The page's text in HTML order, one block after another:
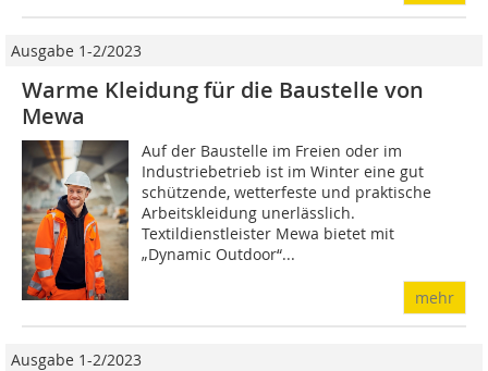
Ausgabe 1-2/2023
Warme Kleidung für die Baustelle von
Mewa
Auf der Baustelle im Freien oder im
Industriebetrieb ist im Winter eine gut
schützende, wetterfeste und praktische
Arbeitskleidung unerlässlich.
Textildienstleister Mewa bietet mit
„Dynamic Outdoor“...
mehr
Ausgabe 1-2/2023